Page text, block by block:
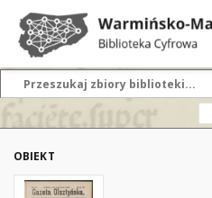
OBIEKT